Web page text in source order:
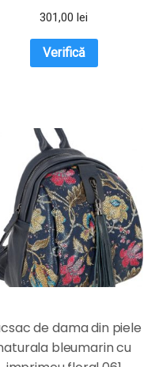
301,00lei
Verifică
de dama din piele
bleumarin cu